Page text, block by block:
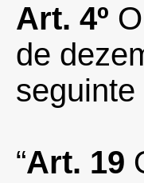
Art. 4º
de
seguinte
“Art. 19